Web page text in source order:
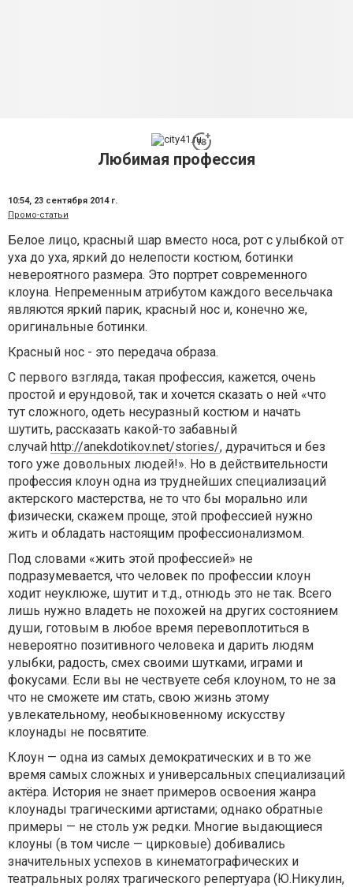
Любимая профессия
10:54, 23 сентября 2014 г.
Промо-статьи
Белое лицо, красный шар вместо носа, рот с улыбкой от
уха до уха, яркий до нелепости костюм, ботинки
невероятного размера. Это портрет современного
клоуна. Непременным атрибутом каждого весельчака
являются яркий парик, красный нос и, конечно же,
оригинальные ботинки.
Красный нос - это передача образа.
С первого взгляда, такая профессия, кажется, очень
простой и ерундовой, так и хочется сказать о ней «что
тут сложного, одеть несуразный костюм и начать
шутить, рассказать какой-то забавный
случай http://anekdotikov.net/stories/, дурачиться и без
того уже довольных людей!». Но в действительности
профессия клоун одна из труднейших специализаций
актерского мастерства, не то что бы морально или
физически, скажем проще, этой профессией нужно
жить и обладать настоящим профессионализмом.
Под словами «жить этой профессией» не
подразумевается, что человек по профессии клоун
ходит неуклюже, шутит и т.д., отнюдь это не так. Всего
лишь нужно владеть не похожей на других состоянием
души, готовым в любое время перевоплотиться в
невероятно позитивного человека и дарить людям
улыбки, радость, смех своими шутками, играми и
фокусами. Если вы не чествуете себя клоуном, то не за
что не сможете им стать, свою жизнь этому
увлекательному, необыкновенному искусству
клоунады не посвятите.
Клоун — одна из самых демократических и в то же
время самых сложных и универсальных специализаций
актёра. История не знает примеров освоения жанра
клоунады трагическими артистами; однако обратные
примеры — не столь уж редки. Многие выдающиеся
клоуны (в том числе — цирковые) добивались
значительных успехов в кинематографических и
театральных ролях трагического репертуара (Ю.Никулин,